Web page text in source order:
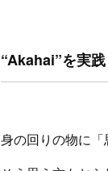
“Akahai”を実
身の回りの物に